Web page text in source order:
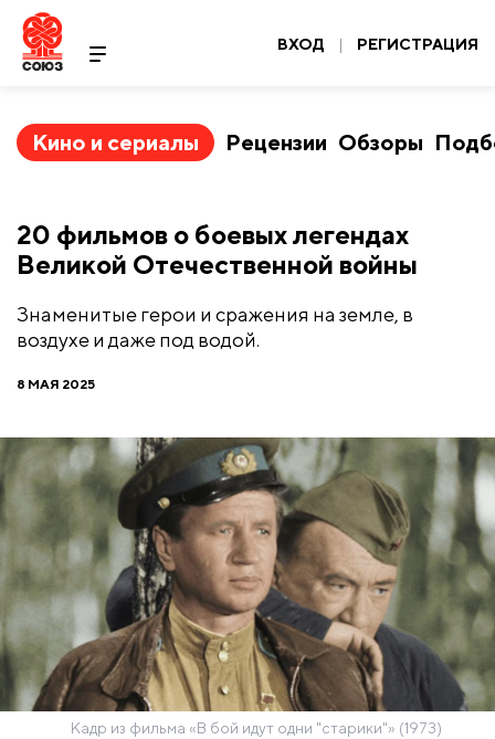
ВХОД | РЕГИСТРАЦИЯ
Кино и сериалы Рецензии Обзоры
20 фильмов о боевых легендах
Великой Отечественной войны
Знаменитые герои и сражения на земле, в
воздухе и даже под водой.
8 МАЯ 2025
Кадр из фильма «В бой идут одни "старики"» (1973)